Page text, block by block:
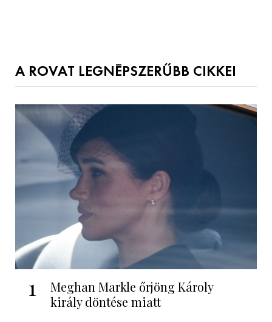
A ROVAT LEGNÉPSZERŰBB CIKKEI
1
Meghan Markle őrjöng Károly
király döntése miatt